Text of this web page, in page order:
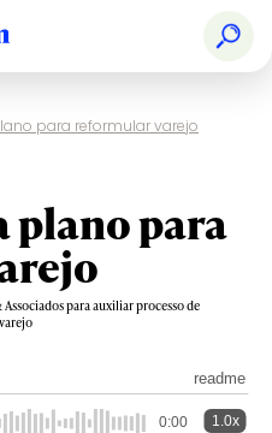
para reformular varejo
plano para
para auxiliar processo de
readme
0:00 1.0x